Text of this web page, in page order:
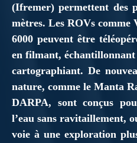
(Ifremer) permettent des
mètres. Les ROVs comme
6000 peuvent être
en filmant, échantillonnant
cartographiant. De
nature, comme le Manta
DARPA, sont conçus
l’eau sans ravitaillement,
voie à une exploration